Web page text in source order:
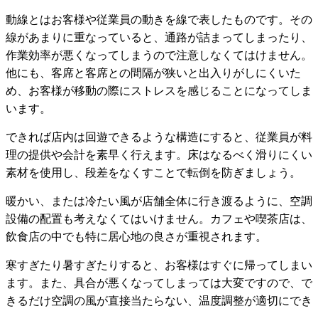
動線とはお客様や従業員の動きを線で表したものです。その
線があまりに重なっていると、通路が詰まってしまったり、
作業効率が悪くなってしまうので注意しなくてはけません。
他にも、客席と客席との間隔が狭いと出入りがしにくいた
め、お客様が移動の際にストレスを感じることになってしま
います。
できれば店内は回遊できるような構造にすると、従業員が料
理の提供や会計を素早く行えます。床はなるべく滑りにくい
素材を使用し、段差をなくすことで転倒を防ぎましょう。
暖かい、または冷たい風が店舗全体に行き渡るように、空調
設備の配置も考えなくてはいけません。カフェや喫茶店は、
飲食店の中でも特に居心地の良さが重視されます。
寒すぎたり暑すぎたりすると、お客様はすぐに帰ってしまい
ます。また、具合が悪くなってしまっては大変ですので、で
きるだけ空調の風が直接当たらない、温度調整が適切にでき